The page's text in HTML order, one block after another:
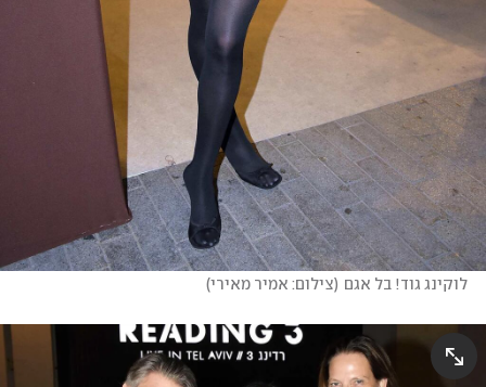
לוקינג גוד! בל אגם (צילום: אמיר מאירי)